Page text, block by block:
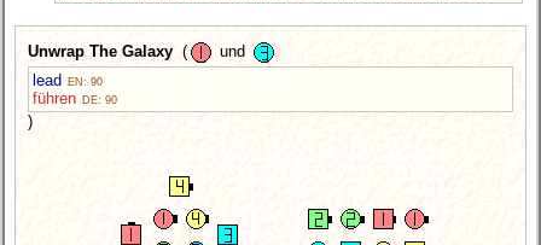
Unwrap The Galaxy (
und
lead EN: 90
führen DE: 90
)